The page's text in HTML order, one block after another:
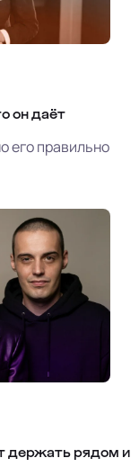
он даёт
его правильно
держать рядом и